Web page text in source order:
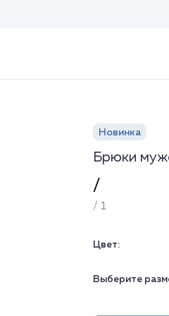
Новинка
Брюки
/
/ 1
Цвет:
Выберите